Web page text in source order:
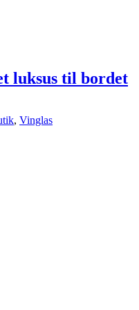
luksus til bordet
, Vinglas